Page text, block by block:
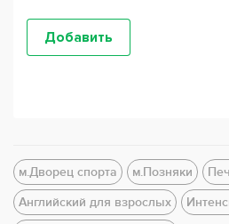
м.Дворец спорта м.Позняки
Английский для взрослых